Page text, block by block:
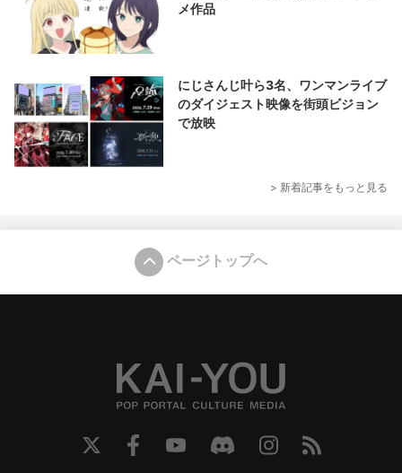
メ作品
にじさんじ叶ら3名、ワンマンライブ
のダイジェスト映像を街頭ビジョン
で放映
> 新着記事をもっと見る
ページトップへ